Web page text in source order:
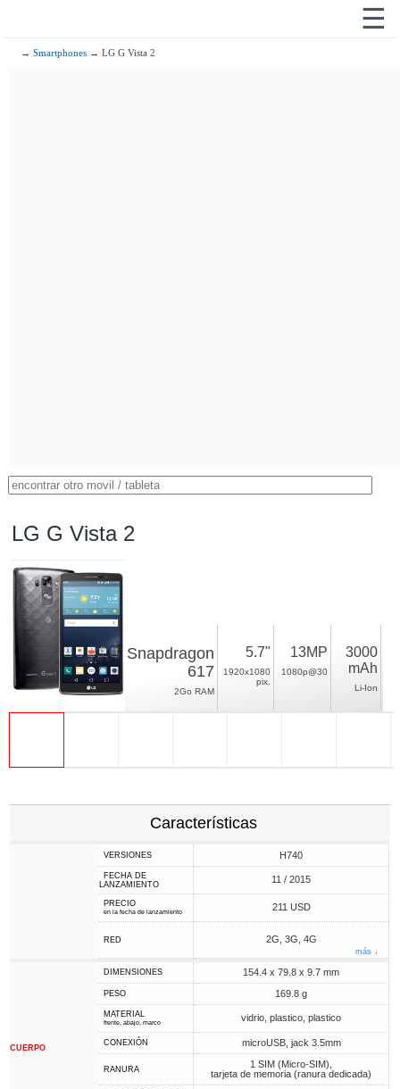
☰
→Smartphones → LG G Vista 2
LG G Vista 2
Snapdragon
617
2Go RAM
5.7"
1920x1080
pix.
13MP
1080p@30
3000
mAh
Li-Ion
Características
VERSIONES H740
FECHA DE
LANZAMIENTO
11 / 2015
PRECIO
en la fecha de lanzamiento 211 USD
RED 2G, 3G, 4G
más ↓
CUERPO
DIMENSIONES 154.4 x 79.8 x 9.7 mm
PESO 169.8 g
MATERIAL
frente, abajo, marco vidrio, plastico, plastico
CONEXIÓN microUSB, jack 3.5mm
RANURA
1 SIM (Micro-SIM),
tarjeta de memoria (ranura dedicada)